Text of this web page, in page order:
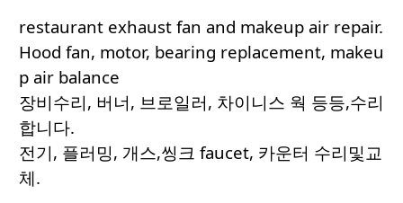
restaurant exhaust fan and makeup air repair.
Hood fan, motor, bearing replacement, makeu
p air balance
장비수리, 버너, 브로일러, 차이니스 웍 등등,수리
합니다.
전기, 플러밍, 개스,씽크 faucet, 카운터 수리및교
체.